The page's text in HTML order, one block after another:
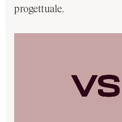
progettuale.